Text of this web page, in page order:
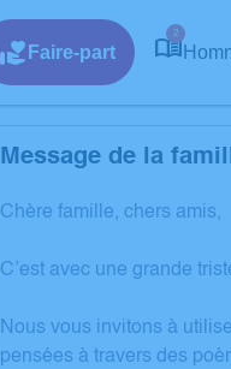
Faire-part
2
Message de la
Chère famille, chers amis,
C’est avec une grande
Nous vous invitons à
pensées à travers des